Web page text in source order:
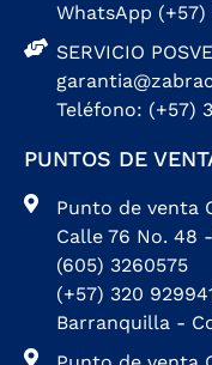
WhatsApp (+57)
SERVICIO
Teléfono: (+57)
PUNTOS DE
Punto de venta
Calle 76 No. 48
(605) 3260575
(+57) 320
Barranquilla -